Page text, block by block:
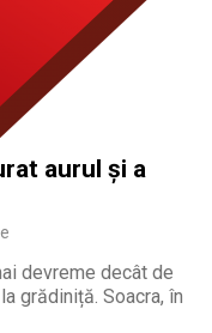
aurul și a
devreme decât de
grădiniță. Soacra, în